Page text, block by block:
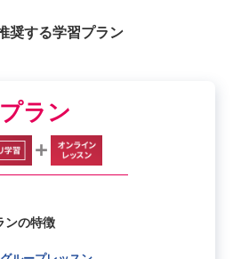
奨する学習プラン
ラン
ンの特徴